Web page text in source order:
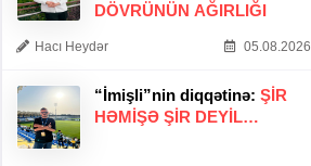
DÖVRÜNÜN AĞIRLIĞI
Hacı Heydər 05.08.2026
“İmişli”nin diqqətinə: ŞIR
HƏMIŞƏ ŞIR DEYIL…